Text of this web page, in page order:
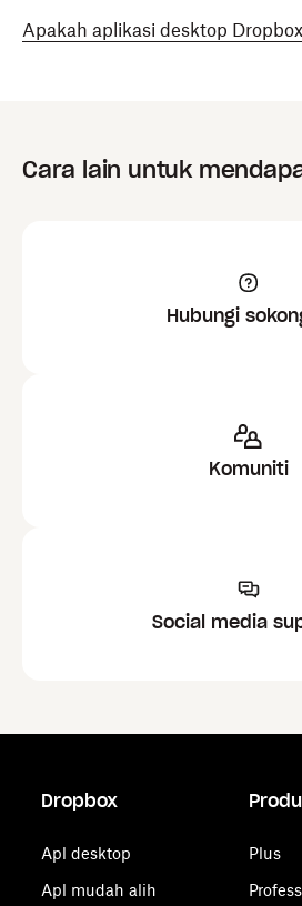
Apakah aplikasi desktop
Cara lain untuk
Hubungi
Komuniti
Social media
Dropbox
Apl desktop
Apl mudah alih
Plus